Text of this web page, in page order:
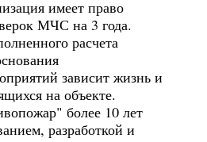
имеет право
МЧС на 3 года.
расчета
зависит жизнь и
на объекте.
более 10 лет
разработкой и